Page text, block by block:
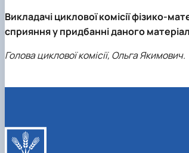
Викладачі циклової комісії фізико-
сприяння у придбанні даного
Голова циклової комісії, Ольга Якимович.